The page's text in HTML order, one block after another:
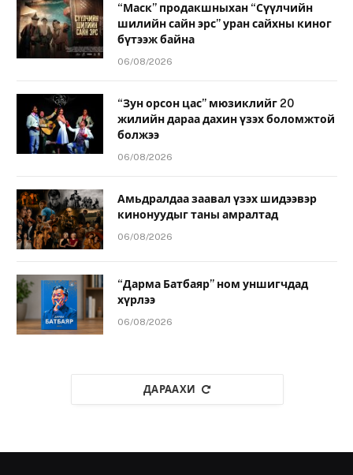
“Маск” продакшныхан “Сүүлчийн
шилийн сайн эрс” уран сайхны киног
бүтээж байна
06/08/2026
“Зун орсон цас” мюзиклийг 20
жилийн дараа дахин үзэх боломжтой
болжээ
06/08/2026
Амьдралдаа заавал үзэх шидээвэр
кинонуудыг таны амралтад
06/08/2026
“Дарма Батбаяр” ном уншигчдад
хүрлээ
06/08/2026
ДАРААХИ